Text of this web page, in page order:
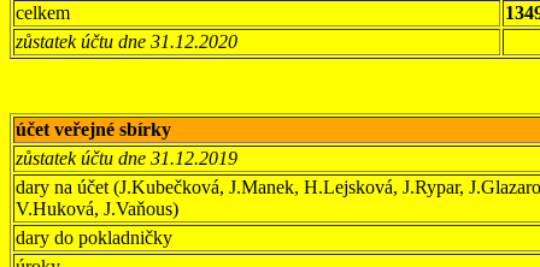
celkem
zůstatek účtu dne 31.12.2020
účet veřejné sbírky
zůstatek účtu dne 31.12.2019
dary na účet (J.Kubečková, J.Manek, H.Lejsková, J.Rypar,
V.Huková, J.Vaňous)
dary do pokladničky